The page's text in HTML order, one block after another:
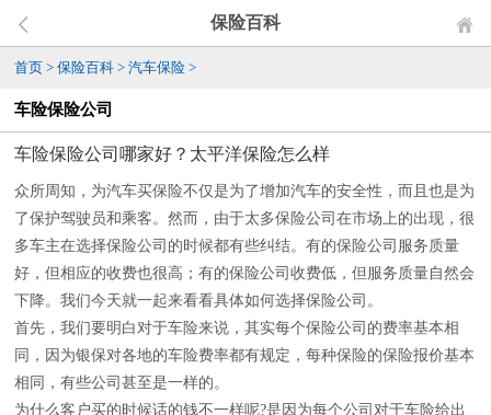
保险百科
首页 > 保险百科 > 汽车保险 >
车险保险公司
车险保险公司哪家好？太平洋保险怎么样
众所周知，为汽车买保险不仅是为了增加汽车的安全性，而且也是为
了保护驾驶员和乘客。然而，由于太多保险公司在市场上的出现，很
多车主在选择保险公司的时候都有些纠结。有的保险公司服务质量
好，但相应的收费也很高；有的保险公司收费低，但服务质量自然会
下降。我们今天就一起来看看具体如何选择保险公司。
首先，我们要明白对于车险来说，其实每个保险公司的费率基本相
同，因为银保对各地的车险费率都有规定，每种保险的保险报价基本
相同，有些公司甚至是一样的。
为什么客户买的时候话的钱不一样呢?是因为每个公司对于车险给出